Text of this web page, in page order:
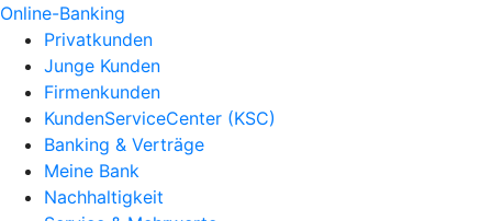
Online-Banking
Privatkunden
Junge Kunden
Firmenkunden
KundenServiceCenter (KSC)
Banking & Verträge
Meine Bank
Nachhaltigkeit